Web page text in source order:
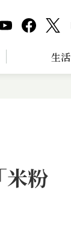
生活
米粉